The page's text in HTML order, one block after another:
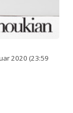
2020 (23:59